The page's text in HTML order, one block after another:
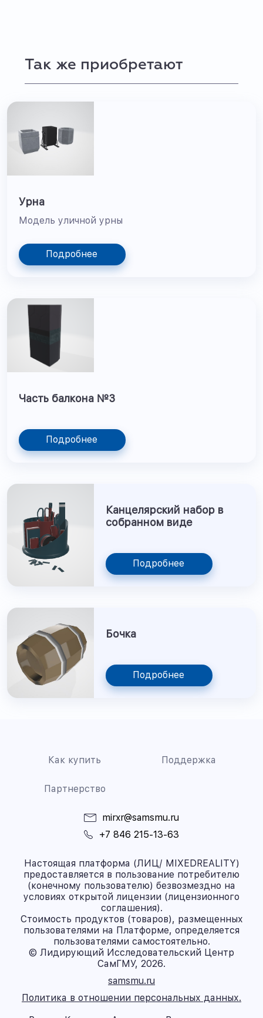
Так же приобретают
Урна
Модель уличной урны
Подробнее
Часть балкона №3
Подробнее
Канцелярский набор в
собранном виде
Подробнее
Бочка
Подробнее
Как купить Поддержка
Партнерство
mirxr@samsmu.ru
+7 846 215-13-63
Настоящая платформа (ЛИЦ/ MIXEDREALITY)
предоставляется в пользование потребителю
(конечному пользователю) безвозмездно на
условиях открытой лицензии (лицензионного
соглашения).
Стоимость продуктов (товаров), размещенных
пользователями на Платформе, определяется
пользователями самостоятельно.
© Лидирующий Исследовательский Центр
СамГМУ, 2026.
samsmu.ru
Политика в отношении персональных данных.